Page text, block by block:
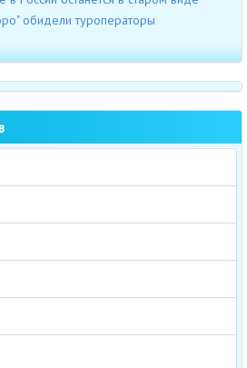
обидели туроператоры